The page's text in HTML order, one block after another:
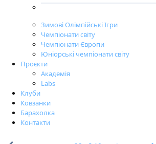
Зимові Олімпійські Ігри
Чемпіонати світу
Чемпіонати Європи
Юніорські чемпіонати світу
Проєкти
Академія
Labs
Клуби
Ковзанки
Барахолка
Контакти